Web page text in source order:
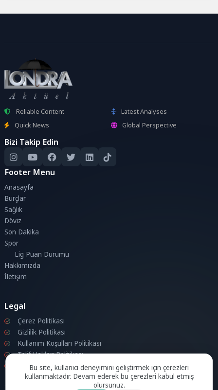
Reliable Content
Latest Analyses
Quick News
Global Perspective
Bizi Takip Edin
Footer Menu
Anasayfa
Burçlar
Sağlık
Döviz
Son Dakika
Spor
Lig Puan Durumu
Hakkımızda
İletişim
Legal
Çerez Politikası
Gizlilik Politikası
Kullanım Koşulları Politikası
Telif Hakları Politikası
İletişim
Bu site, kullanıcı deneyimini geliştirmek için çerezleri
kullanmaktadır. Devam ederek bu çerezleri kabul etmiş
olursunuz.